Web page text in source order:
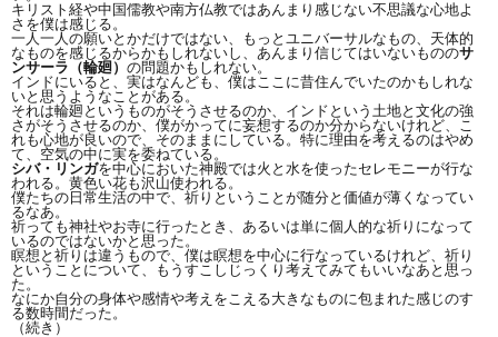
キリスト経や中国儒教や南方仏教ではあんまり感じない不思議な心地よ
さを僕は感じる。
一人一人の願いとかだけではない、もっとユニバーサルなもの、天体的
なものを感じるからかもしれないし、あんまり信じてはいないもののサ
ンサーラ（輪廻） の問題かもしれない。
インドにいると、実はなんども、僕はここに昔住んでいたのかもしれな
いと思うようなことがある。
それは輪廻というものがそうさせるのか、インドという土地と文化の強
さがそうさせるのか、僕がかってに妄想するのか分からないけれど、こ
れも心地が良いので、そのままにしている。特に理由を考えるのはやめ
て、空気の中に実を委ねている。
シバ・リンガを中心においた神殿では火と水を使ったセレモニーが行な
われる。黄色い花も沢山使われる。
僕たちの日常生活の中で、祈りということが随分と価値が薄くなってい
るなあ。
祈っても神社やお寺に行ったとき、あるいは単に個人的な祈りになって
いるのではないかと思った。
瞑想と祈りは違うもので、僕は瞑想を中心に行なっているけれど、祈り
ということについて、もうすこしじっくり考えてみてもいいなあと思っ
た。
なにか自分の身体や感情や考えをこえる大きなものに包まれた感じのす
る数時間だった。
（続き）